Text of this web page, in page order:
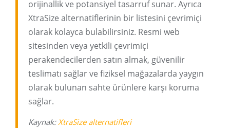
orijinallik ve potansiyel tasarruf sunar. Ayrıca
XtraSize alternatiflerinin bir listesini çevrimiçi
olarak kolayca bulabilirsiniz. Resmi web
sitesinden veya yetkili çevrimiçi
perakendecilerden satın almak, güvenilir
teslimatı sağlar ve fiziksel mağazalarda yaygın
olarak bulunan sahte ürünlere karşı koruma
sağlar.
Kaynak:XtraSize alternatifleri